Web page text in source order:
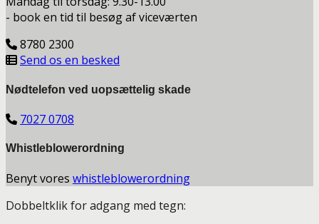
- book en tid til besøg af viceværten
8780 2300
Send os en besked
Nødtelefon ved uopsættelig skade
7027 0708
Whistleblowerordning
Benyt vores whistleblowerordning
Dobbeltklik for adgang med tegn: